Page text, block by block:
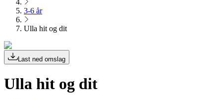
3-6 år
Ulla hit og dit
Last ned omslag
Ulla hit og dit